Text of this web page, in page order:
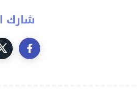
شارك